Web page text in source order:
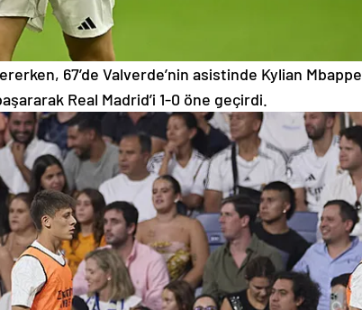
67’de Valverde’nin asistinde Kylian Mbappe
Real Madrid’i 1-0 öne geçirdi.